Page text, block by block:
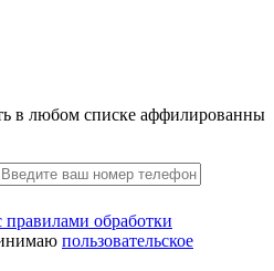
в любом списке аффилированны
правилами обработки
пользовательское